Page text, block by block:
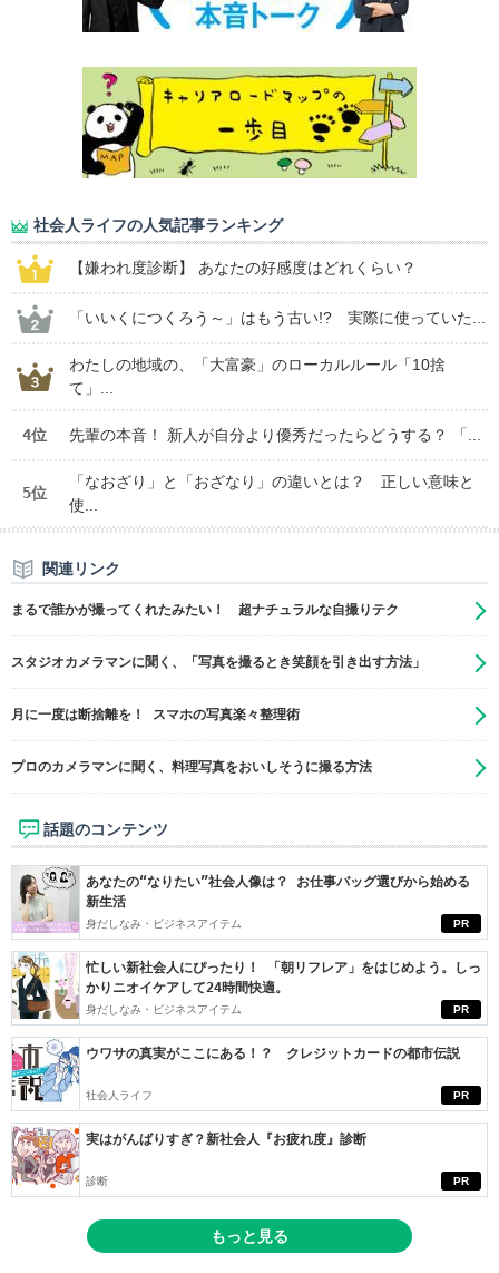
社会人ライフの人気記事ランキング
【嫌われ度診断】 あなたの好感度はどれくらい？
「いいくにつくろう～」はもう古い!? 実際に使っていた...
わたしの地域の、「大富豪」のローカルルール「10捨
て」...
4位 先輩の本音！ 新人が自分より優秀だったらどうする？ 「...
5位
「なおざり」と「おざなり」の違いとは？ 正しい意味と
使...
関連リンク
まるで誰かが撮ってくれたみたい！ 超ナチュラルな自撮りテク
スタジオカメラマンに聞く、「写真を撮るとき笑顔を引き出す方法」
月に一度は断捨離を！ スマホの写真楽々整理術
プロのカメラマンに聞く、料理写真をおいしそうに撮る方法
話題のコンテンツ
PR
あなたの“なりたい”社会人像は？ お仕事バッグ選びから始める
新生活
身だしなみ・ビジネスアイテム
PR
忙しい新社会人にぴったり！ 「朝リフレア」をはじめよう。しっ
かりニオイケアして24時間快適。
身だしなみ・ビジネスアイテム
PR
ウワサの真実がここにある！？ クレジットカードの都市伝説
社会人ライフ
PR
実はがんばりすぎ？新社会人『お疲れ度』診断
診断
もっと見る